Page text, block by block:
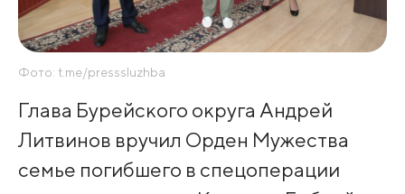
Фото: t.me/presssluzhba
Глава Бурейского округа Андрей
Литвинов вручил Орден Мужества
семье погибшего в спецоперации